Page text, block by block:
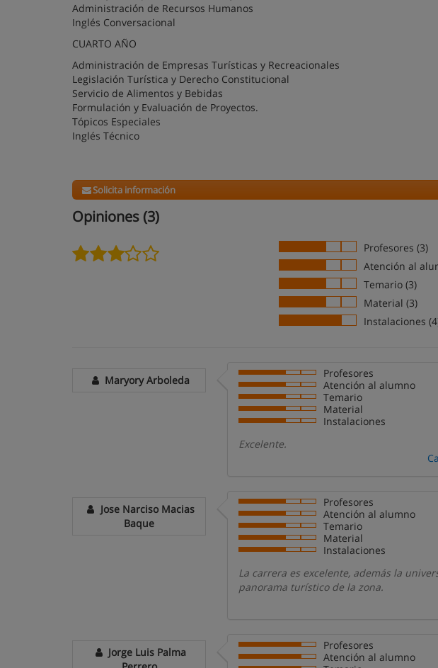
Administración de Recursos Humanos
Inglés Conversacional
CUARTO AÑO
Administración de Empresas Turísticas y Recreacionales
Legislación Turística y Derecho Constitucional
Servicio de Alimentos y Bebidas
Formulación y Evaluación de Proyectos.
Tópicos Especiales
Inglés Técnico
Solicita información
Opiniones (3)
Profesores (3)
Atención al
Temario (3)
Material (3)
Instalaciones
Maryory Arboleda
Profesores
Atención al alumno
Temario
Material
Instalaciones
Excelente.
Jose Narciso Macias
Baque
Profesores
Atención al alumno
Temario
Material
Instalaciones
La carrera es excelente, además la
panorama turístico de la zona.
Jorge Luis Palma
Profesores
Atención al alumno